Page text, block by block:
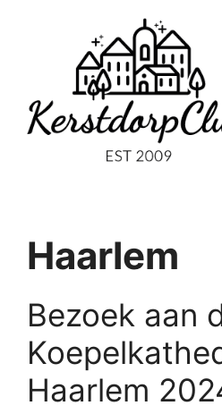
Haarlem
Bezoek aan
Haarlem